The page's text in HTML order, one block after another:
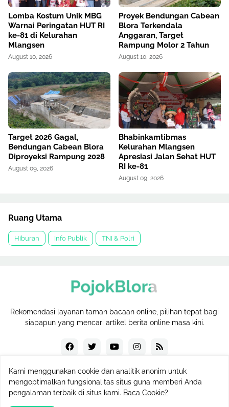
Lomba Kostum Unik MBG
Warnai Peringatan HUT RI
ke-81 di Kelurahan
Mlangsen
August 10, 2026
Proyek Bendungan Cabean
Blora Terkendala
Anggaran, Target
Rampung Molor 2 Tahun
August 10, 2026
Target 2026 Gagal,
Bendungan Cabean Blora
Diproyeksi Rampung 2028
August 09, 2026
Bhabinkamtibmas
Kelurahan Mlangsen
Apresiasi Jalan Sehat HUT
RI ke-81
August 09, 2026
Ruang Utama
Hiburan Info Publik TNI & Polri
Rekomendasi layanan taman bacaan online, pilihan tepat bagi
siapapun yang mencari artikel berita online masa kini.
Hak Cipta © 2023PojokBlora
Kami menggunakan cookie dan analitik anonim untuk
mengoptimalkan fungsionalitas situs guna memberi Anda
pengalaman terbaik di situs kami. Baca Cookie?